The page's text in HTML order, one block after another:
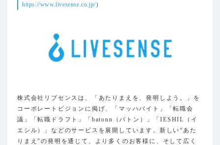
https://www.livesense.co.jp/）
株式会社リブセンスは、「あたりまえを、発明しよう。」を
コーポレートビジョンに掲げ、「マッハバイト」「転職会
議」「転職ドラフト」「batonn（バトン）」「IESHIL（イ
エシル）」などのサービスを展開しています。新しい“あた
りまえ”の発明を通じて、より多くのお客様に、そして広く